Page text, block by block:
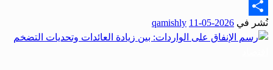
Email
Share
نُشر في 2026-05-11
qamishly